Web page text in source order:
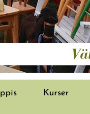
Kurser